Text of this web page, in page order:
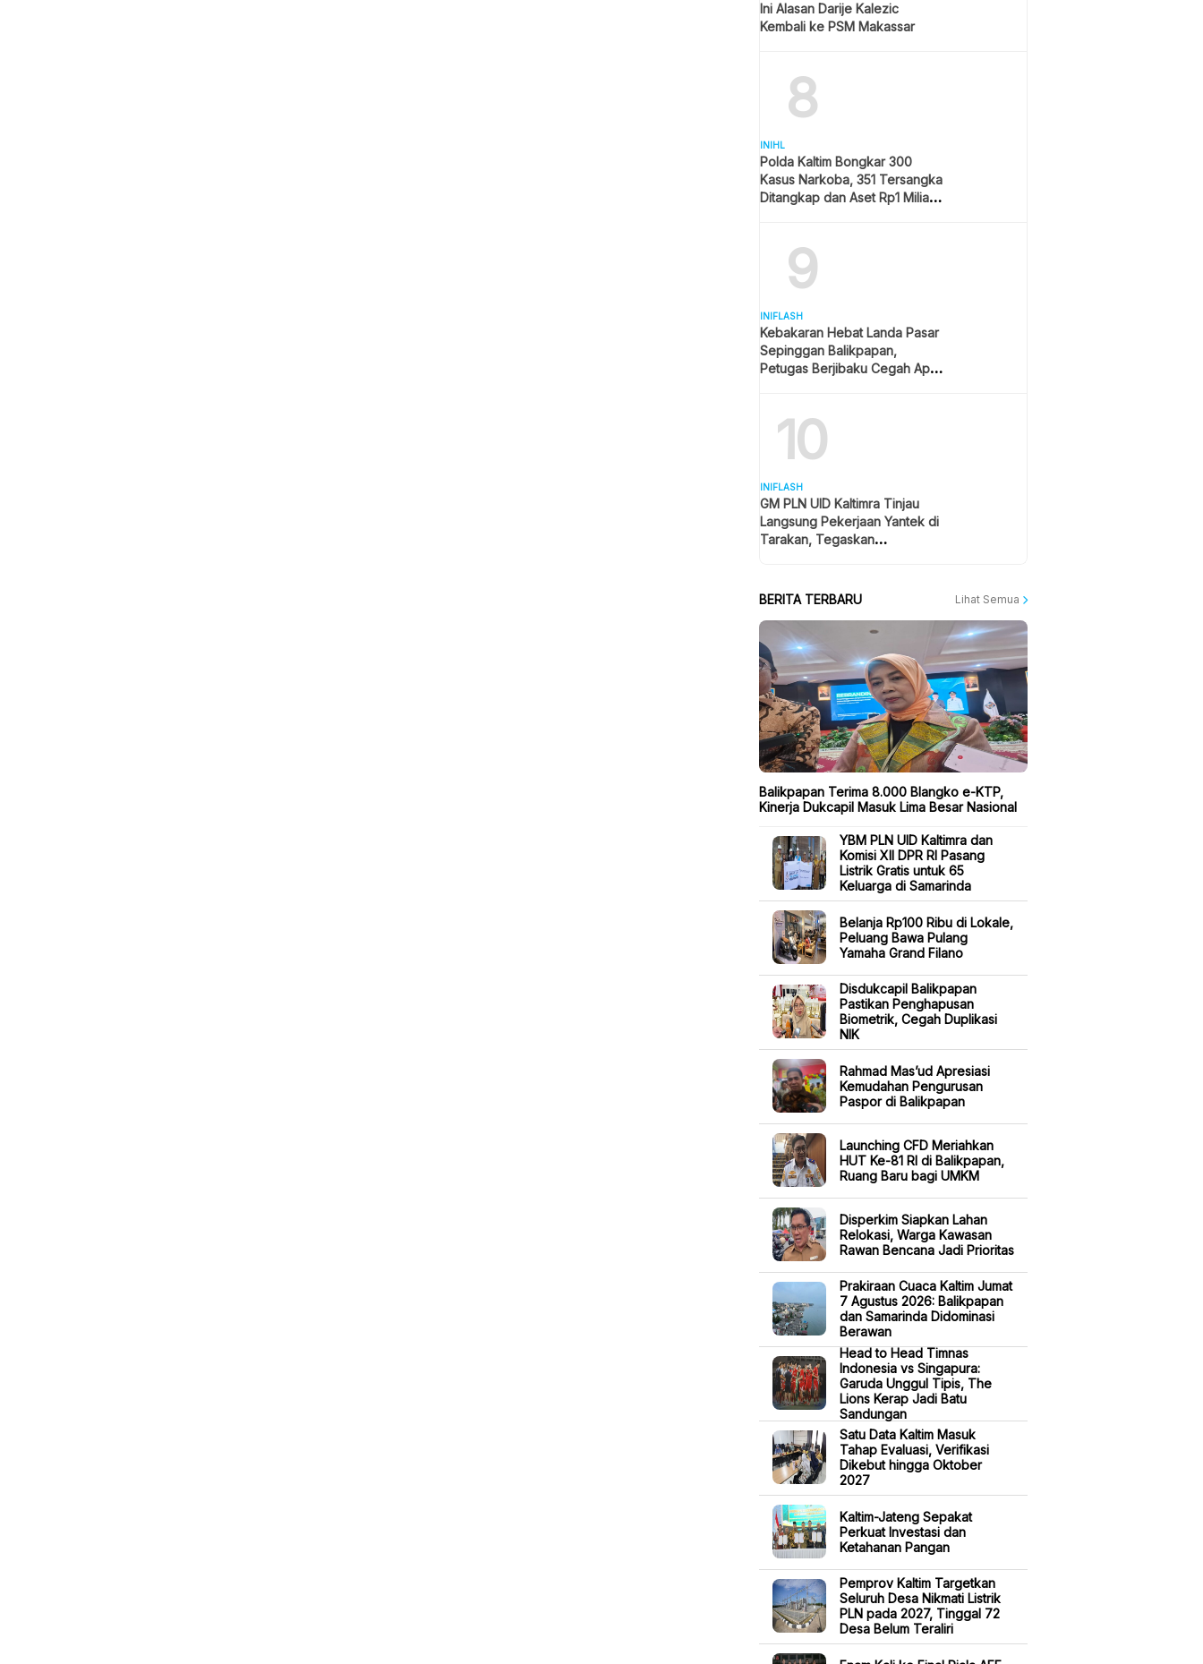
Ini Alasan Darije Kalezic
Kembali ke PSM Makassar
8
INIHL
Polda Kaltim Bongkar 300
Kasus Narkoba, 351 Tersangka
Ditangkap dan Aset Rp1 Miliar
9
INIFLASH
Kebakaran Hebat Landa Pasar
Sepinggan Balikpapan,
Petugas Berjibaku Cegah Api
10
INIFLASH
GM PLN UID Kaltimra Tinjau
Langsung Pekerjaan Yantek di
Tarakan, Tegaskan
BERITA TERBARU Lihat Semua
Balikpapan Terima 8.000 Blangko e-KTP,
Kinerja Dukcapil Masuk Lima Besar Nasional
YBM PLN UID Kaltimra dan
Komisi XII DPR RI Pasang
Listrik Gratis untuk 65
Keluarga di Samarinda
Belanja Rp100 Ribu di Lokale,
Peluang Bawa Pulang
Yamaha Grand Filano
Disdukcapil Balikpapan
Pastikan Penghapusan
Biometrik, Cegah Duplikasi
NIK
Rahmad Mas’ud Apresiasi
Kemudahan Pengurusan
Paspor di Balikpapan
Launching CFD Meriahkan
HUT Ke-81 RI di Balikpapan,
Ruang Baru bagi UMKM
Disperkim Siapkan Lahan
Relokasi, Warga Kawasan
Rawan Bencana Jadi Prioritas
Prakiraan Cuaca Kaltim Jumat
7 Agustus 2026: Balikpapan
dan Samarinda Didominasi
Berawan
Head to Head Timnas
Indonesia vs Singapura:
Garuda Unggul Tipis, The
Lions Kerap Jadi Batu
Sandungan
Satu Data Kaltim Masuk
Tahap Evaluasi, Verifikasi
Dikebut hingga Oktober
2027
Kaltim-Jateng Sepakat
Perkuat Investasi dan
Ketahanan Pangan
Pemprov Kaltim Targetkan
Seluruh Desa Nikmati Listrik
PLN pada 2027, Tinggal 72
Desa Belum Teraliri